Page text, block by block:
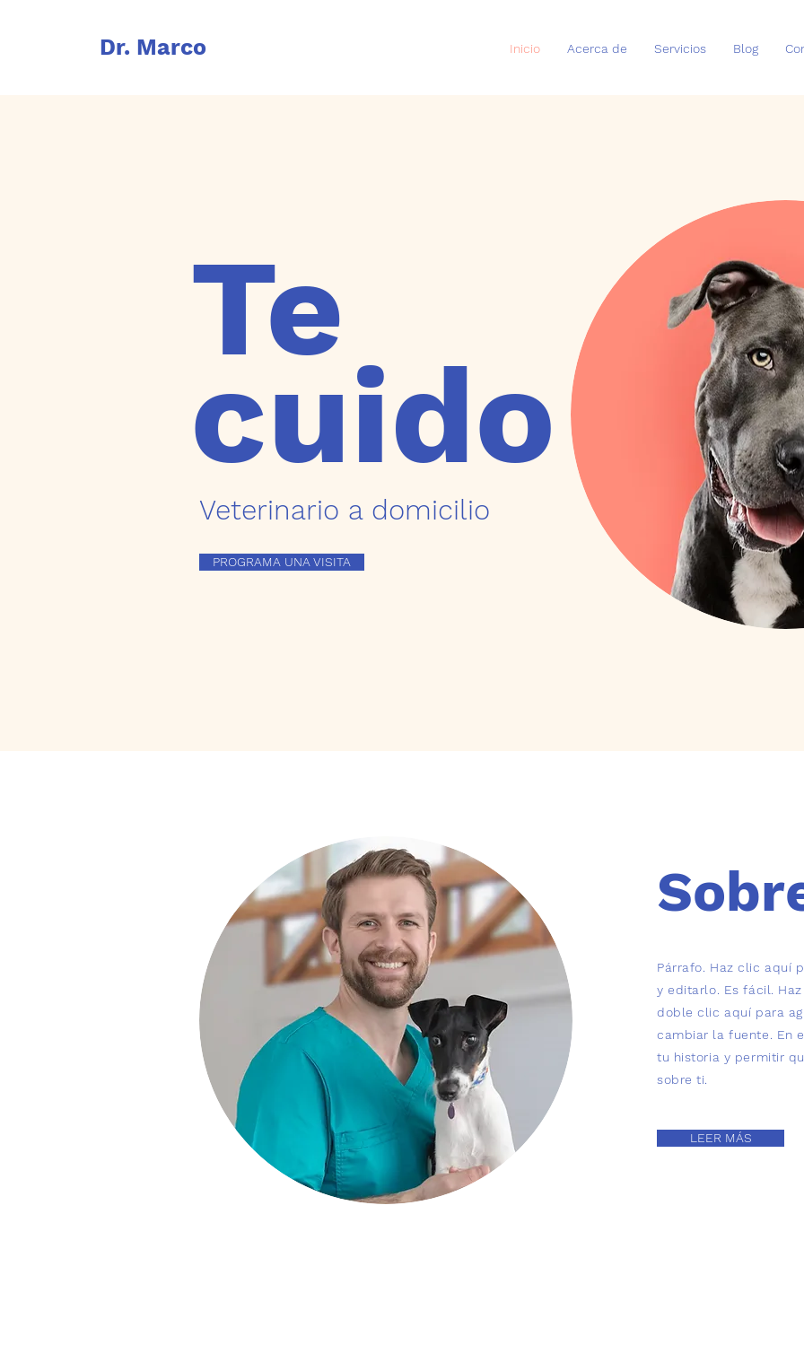
Dr. Marco Inicio Acerca de Servicios Blog
Te
cuido
Veterinario a domicilio
PROGRAMA UNA VISITA
Párrafo. Haz clic aquí
y editarlo. Es fácil.
doble clic aquí para
cambiar la fuente. En
tu historia y permitir
sobre ti.
LEER MÁS